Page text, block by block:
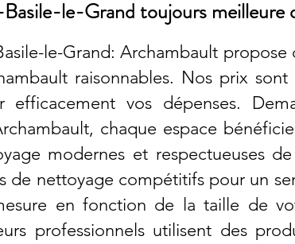
le-Grand toujours meilleure
le-Grand: Archambault
raisonnables. Nos prix sont
efficacement vos dépenses.
chaque espace
modernes et respectueuses
de nettoyage compétitifs pour un
en fonction de la taille de
professionnels utilisent des